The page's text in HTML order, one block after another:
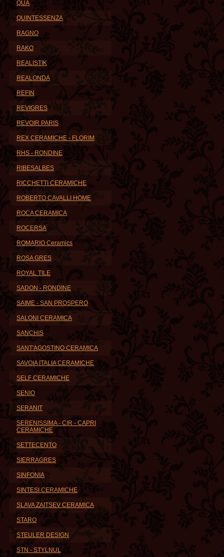
QUA
QUINTESSENZA
RAGNO
RAKO
REALISTIK
REALONDA
REFIN
REVIGRES
REVOIR PARIS
REX CERAMICHE - FLORIM
RHS - RONDINE
RIBESALBES
RICCHETTI CERAMICHE
ROBERTO CAVALLI HOME
ROCA CERAMICA
ROCERSA
ROMARIO Ceramics
ROSA GRES
ROYAL TILE
SADON - RONDINE
SAIME - SAN PROSPERO
SALONI CERAMICA
SANCHIS
SANT'AGOSTINO CERAMICA
SAVOIA ITALIA CERAMICHE
SELF CERAMICHE
SENIO
SERANIT
SERENISSIMA - CIR - CAPRI
CERAMICHE
SETTECENTO
SIERRAGRES
SINFONIA
SINTESI CERAMICHE
SLAVA ZAITSEV CERAMICA
STARO
STEULER DESIGN
STN - STYLNUL